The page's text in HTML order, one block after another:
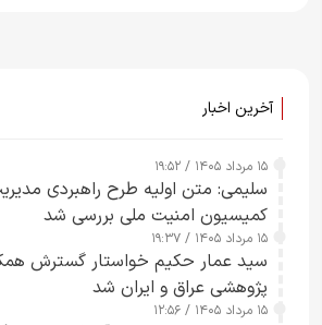
آخرین اخبار
۱۵ مرداد ۱۴۰۵ / ۱۹:۵۲
سلیمی: متن اولیه طرح راهبردی
کمیسیون امنیت ملی بررسی شد
۱۵ مرداد ۱۴۰۵ / ۱۹:۳۷
سید عمار حکیم خواستار گسترش
پژوهشی عراق و ایران شد
۱۵ مرداد ۱۴۰۵ / ۱۲:۵۶